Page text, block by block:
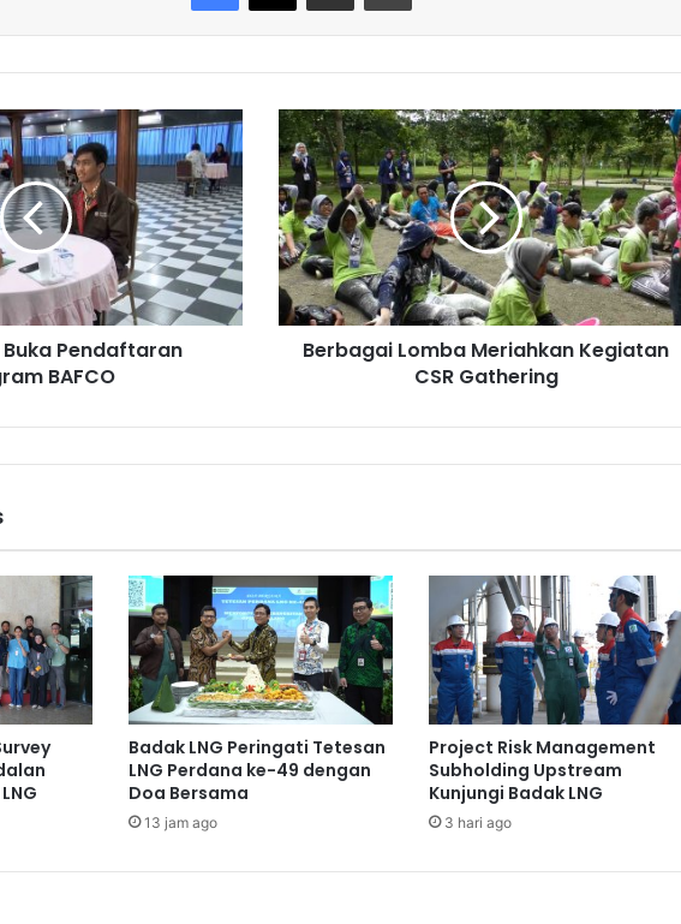
Buka Pendaftaran
BAFCO
Berbagai
Lomba
Meriahkan
Kegiatan
CSR
Gathering
Berbagai Lomba Meriahkan Kegiatan
CSR Gathering
Badak LNG Peringati Tetesan
LNG Perdana ke-49 dengan
Doa Bersama
13 jam ago
Project Risk Management
Subholding Upstream
Kunjungi Badak LNG
3 hari ago